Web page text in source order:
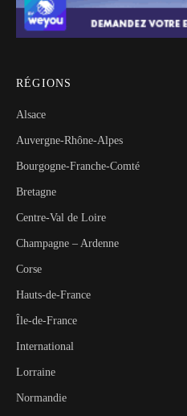
RÉGIONS
Alsace
Auvergne-Rhône-Alpes
Bourgogne-Franche-Comté
Bretagne
Centre-Val de Loire
Champagne – Ardenne
Corse
Hauts-de-France
Île-de-France
International
Lorraine
Normandie